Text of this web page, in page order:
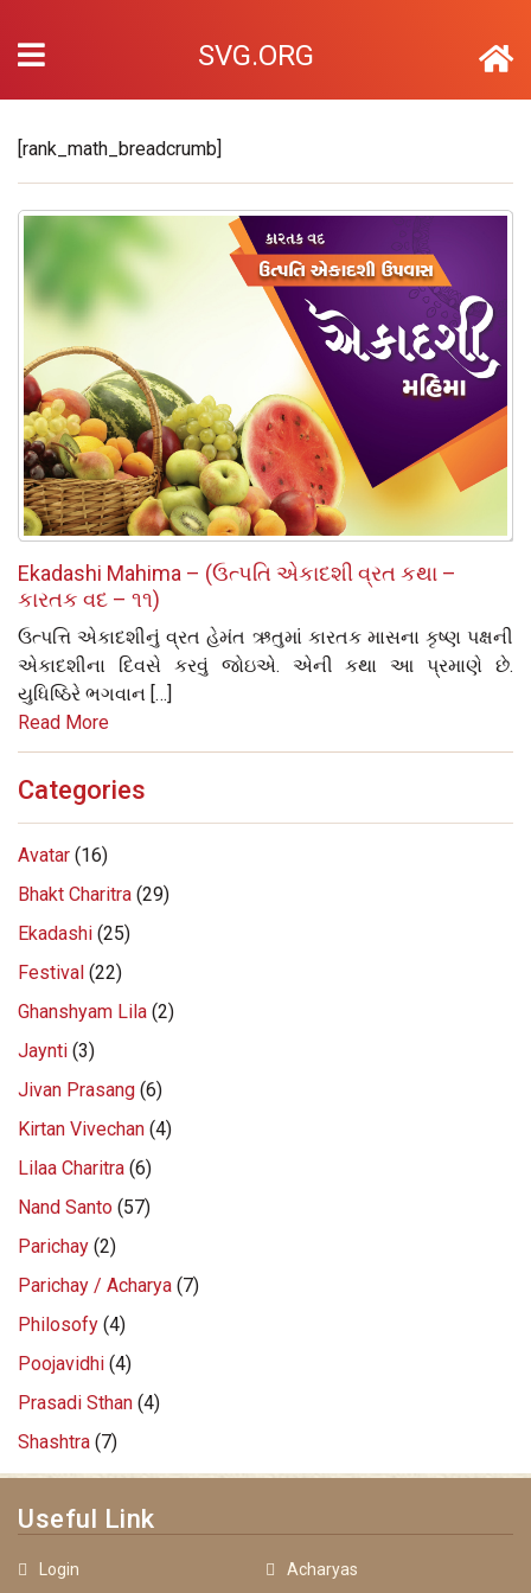
SVG.ORG
[rank_math_breadcrumb]
Ekadashi Mahima – (ઉત્પતિ એકાદશી વ્રત કથા –
કારતક વદ – ૧૧)
ઉત્‍પત્તિ એકાદશીનું વ્રત હેમંત ઋતુમાં કારતક માસના કૃષ્‍ણ પક્ષની
એકાદશીના દિવસે કરવું જોઇએ. એની કથા આ પ્રમાણે છે.
યુધિષ્ઠિરે ભગવાન […]
Read More
Categories
Avatar (16)
Bhakt Charitra (29)
Ekadashi (25)
Festival (22)
Ghanshyam Lila (2)
Jaynti (3)
Jivan Prasang (6)
Kirtan Vivechan (4)
Lilaa Charitra (6)
Nand Santo (57)
Parichay (2)
Parichay / Acharya (7)
Philosofy (4)
Poojavidhi (4)
Prasadi Sthan (4)
Shashtra (7)
Useful Link
Login
Acharyas